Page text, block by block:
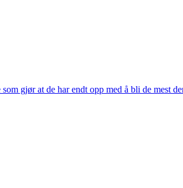
gjør at de har endt opp med å bli de mest